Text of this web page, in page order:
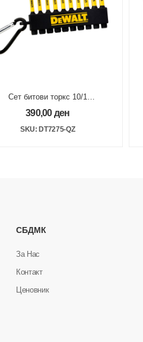
Сет битови торкс 10/1
57mm FLEXTORQ привезок
390,00ден
SKU: DT7275-QZ
СБДМК
За Нас
Контакт
Ценовник